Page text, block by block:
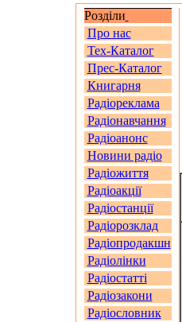
Розділи
Про нас
Тех-Каталог
Прес-Каталог
Книгарня
Радіореклама
Радіонавчання
Радіоанонс
Новини радіо
Радіожиття
Радіоакції
Радіостанції
Радіорозклад
Радіопродакшн
Радіолінки
Радіостатті
Радіозакони
Радіословник